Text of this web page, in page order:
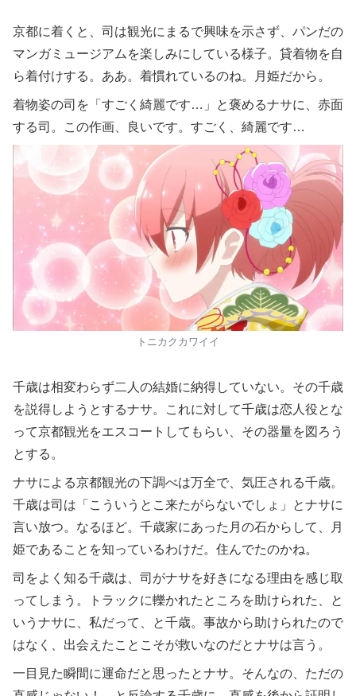
京都に着くと、司は観光にまるで興味を示さず、パンだの
マンガミュージアムを楽しみにしている様子。貸着物を自
ら着付けする。ああ。着慣れているのね。月姫だから。
着物姿の司を「すごく綺麗です…」と褒めるナサに、赤面
する司。この作画、良いです。すごく、綺麗です…
トニカクカワイイ
千歳は相変わらず二人の結婚に納得していない。その千歳
を説得しようとするナサ。これに対して千歳は恋人役とな
って京都観光をエスコートしてもらい、その器量を図ろう
とする。
ナサによる京都観光の下調べは万全で、気圧される千歳。
千歳は司は「こういうとこ来たがらないでしょ」とナサに
言い放つ。なるほど。千歳家にあった月の石からして、月
姫であることを知っているわけだ。住んでたのかね。
司をよく知る千歳は、司がナサを好きになる理由を感じ取
ってしまう。トラックに轢かれたところを助けられた、と
いうナサに、私だって、と千歳。事故から助けられたので
はなく、出会えたことこそが救いなのだとナサは言う。
一目見た瞬間に運命だと思ったとナサ。そんなの、ただの